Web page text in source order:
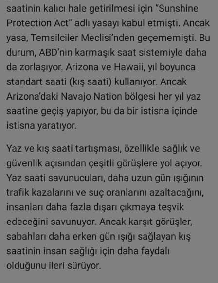
saatinin kalıcı hale getirilmesi için “Sunshine
Protection Act” adlı yasayı kabul etmişti. Ancak
yasa, Temsilciler Meclisi’nden geçememişti. Bu
durum, ABD’nin karmaşık saat sistemiyle daha
da zorlaşıyor. Arizona ve Hawaii, yıl boyunca
standart saati (kış saati) kullanıyor. Ancak
Arizona’daki Navajo Nation bölgesi her yıl yaz
saatine geçiş yapıyor, bu da bir istisna içinde
istisna yaratıyor.
Yaz ve kış saati tartışması, özellikle sağlık ve
güvenlik açısından çeşitli görüşlere yol açıyor.
Yaz saati savunucuları, daha uzun gün ışığının
trafik kazalarını ve suç oranlarını azaltacağını,
insanları daha fazla dışarı çıkmaya teşvik
edeceğini savunuyor. Ancak karşıt görüşler,
sabahları daha erken gün ışığı sağlayan kış
saatinin insan sağlığı için daha faydalı
olduğunu ileri sürüyor.